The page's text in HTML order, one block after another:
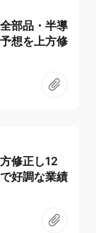
部品・半導
想を上方修
修正し12
好調な業績